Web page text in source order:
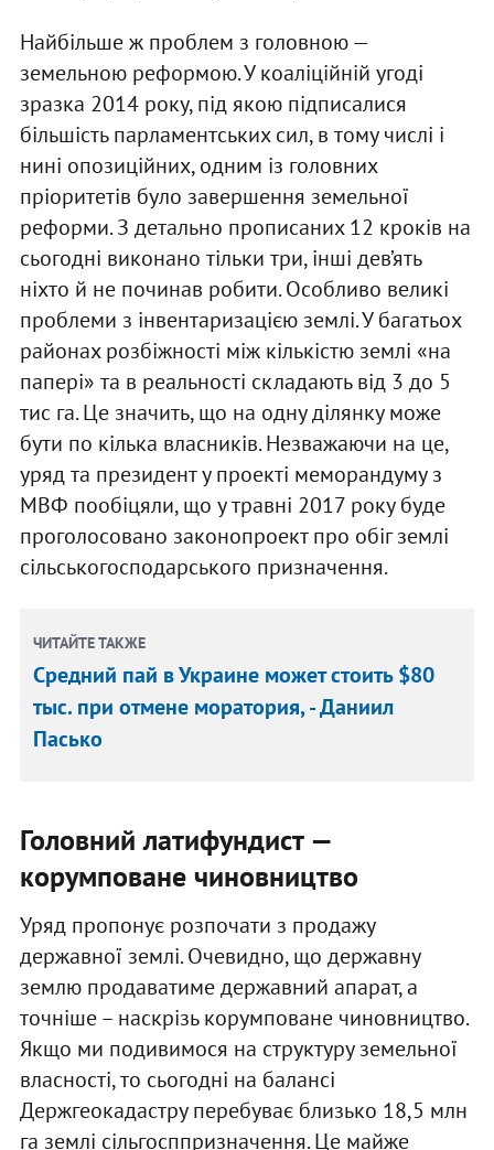
Найбільше ж проблем з головною —
земельною реформою. У коаліційній угоді
зразка 2014 року, під якою підписалися
більшість парламентських сил, в тому числі і
нині опозиційних, одним із головних
пріоритетів було завершення земельної
реформи. З детально прописаних 12 кроків на
сьогодні виконано тільки три, інші дев’ять
ніхто й не починав робити. Особливо великі
проблеми з інвентаризацією землі. У багатьох
районах розбіжності між кількістю землі «на
папері» та в реальності складають від 3 до 5
тис га. Це значить, що на одну ділянку може
бути по кілька власників. Незважаючи на це,
уряд та президент у проекті меморандуму з
МВФ пообіцяли, що у травні 2017 року буде
проголосовано законопроект про обіг землі
сільськогосподарського призначення.
ЧИТАЙТЕ ТАКЖЕ
Средний пай в Украине может стоить $80
тыс. при отмене моратория, - Даниил
Пасько
Головний латифундист —
корумповане чиновництво
Уряд пропонує розпочати з продажу
державної землі. Очевидно, що державну
землю продаватиме державний апарат, а
точніше – наскрізь корумповане чиновництво.
Якщо ми подивимося на структуру земельної
власності, то сьогодні на балансі
Держгеокадастру перебуває близько 18,5 млн
га землі сільгосппризначення. Це майже